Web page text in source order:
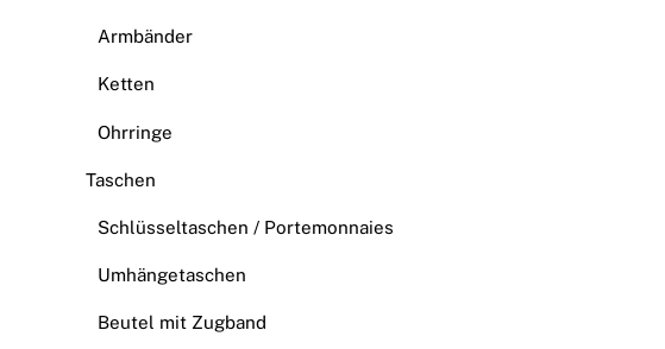
Armbänder
Ketten
Ohrringe
Taschen
Schlüsseltaschen / Portemonnaies
Umhängetaschen
Beutel mit Zugband